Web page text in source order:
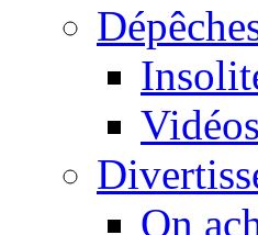
Vidéos
On